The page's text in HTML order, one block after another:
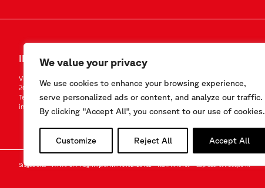
We value your privacy
We use cookies to enhance your browsing experience,
serve personalized ads or content, and analyze our traffic.
By clicking "Accept All", you consent to our use of cookies.
Customize Reject All Accept All
INVIACI UN MESSAGGIO
Via F.Serpero 4/F1
20060 Masate (MI) – Italy
Tel.
+39-02.95.76.41.30
info@sisgeo.com
Instagram
YouTube
Sisgeo SRL – P. IVA/ CF / Reg. Imp. di MI: 10732420152 – REA: 1413159 – Cap. Soc. €99.000,00 i.v